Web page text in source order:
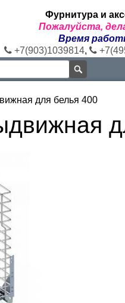
Фурнитура и
Пожалуйста,
Время
+7(903)1039814,
для белья 400